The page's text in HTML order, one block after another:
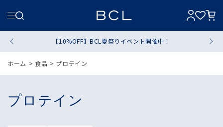
【10%OFF】BCL夏祭りイベント開催中！
プロテイン
ホーム >食品 > プロテイン